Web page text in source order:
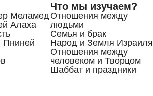
Меламед
Алаха
Пниней
Что мы изучаем?
Отношения между
людьми
Семья и брак
Народ и Земля Израиля
Отношения между
человеком и Творцом
Шаббат и праздники